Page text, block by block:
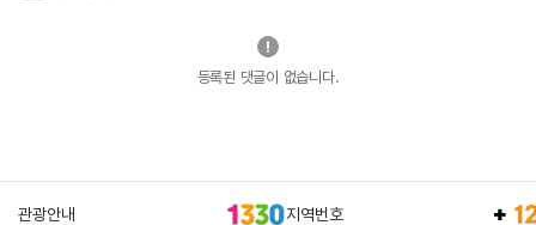
등록된 댓글이 없습니다.
관광안내 지역번호